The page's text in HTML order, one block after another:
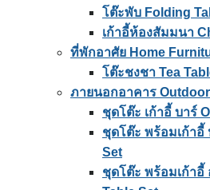
โต๊ะพับ Folding
เก้าอี้ห้องสัมมนา
ที่พักอาศัย Home
โต๊ะชงชา Tea
ภายนอกอาคาร
ชุดโต๊ะ เก้าอี้ บาร์
ชุดโต๊ะ พร้อมเก้าอี้
Set
ชุดโต๊ะ พร้อมเก้าอี้